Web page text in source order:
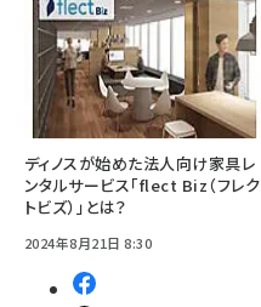
ディノスが始めた法人向け家具レ
ンタルサービス「flect Biz（フレク
トビズ）」とは？
2024年8月21日 8:30